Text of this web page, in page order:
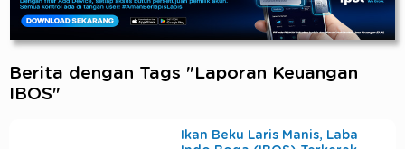
Berita dengan Tags "Laporan Keuangan
IBOS"
Ikan Beku Laris Manis, Laba